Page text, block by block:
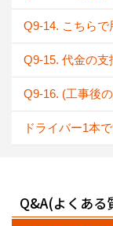
Q9-14. こちら
Q9-15. 代金の支
Q9-16. (工事後
ドライバー1本
Q&A(よくある